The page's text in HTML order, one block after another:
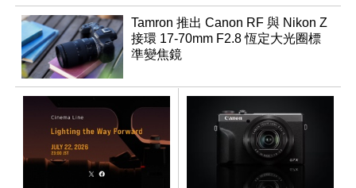
Tamron 推出 Canon RF 與 Nikon Z
接環 17-70mm F2.8 恆定大光圈標
準變焦鏡